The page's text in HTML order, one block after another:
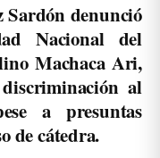
Sardón denunció
Nacional del
Machaca Ari,
al
a presuntas
de cátedra.